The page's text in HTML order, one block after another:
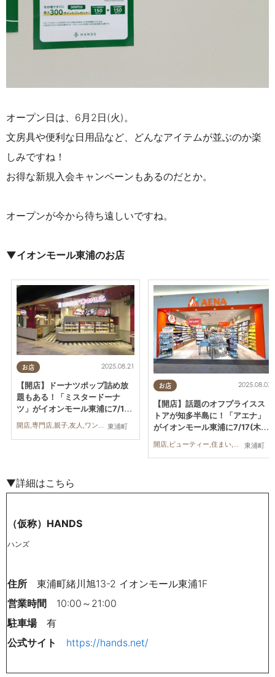
オープン日は、6月2日(火)。
文房具や便利な日用品など、どんなアイテムが並ぶのか楽
しみですね！
お得な新規入会キャンペーンもあるのだとか。
オープンが今から待ち遠しいですね。
▼イオンモール東浦のお店
お店
東浦町
2025.08.21
【開店】ドーナツポップ詰め放
題もある！「ミスタードーナ
ツ」がイオンモール東浦に7/18
(金)オープン
開店,専門店,親子,友人,ワンコイン
お店
東浦町
2025.08.07
【開店】話題のオフプライスス
トアが知多半島に！「アエナ」
がイオンモール東浦に7/17(木)
オープン
開店,ビューティー,住まい,雑貨,家族,おひとりさま,友人
▼詳細はこちら
（仮称）HANDS
ハンズ
住所 東浦町緒川旭13-2 イオンモール東浦1F
営業時間 10:00～21:00
駐車場有
公式サイト
https://hands.net/